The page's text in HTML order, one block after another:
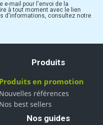
e-mail pour l'envoi de la
à tout moment avec le lien
d'informations, consultez notre
Produits
Produits en promotion
Nouvelles références
Nos best sellers
Nos guides